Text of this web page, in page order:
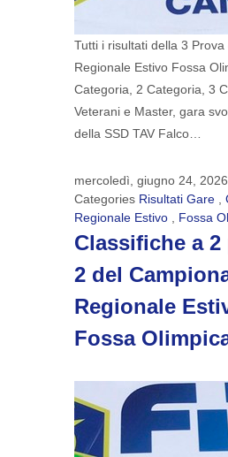
Tutti i risultati della 3
Regionale Estivo Fossa
Categoria, 2 Categoria, 3
Veterani e Master, gara
della SSD TAV Falco…
mercoledì, giugno 24, 2026
Categories Risultati Gare
Regionale Estivo
Fossa
Classifiche a 2
2 del
Regionale
Fossa